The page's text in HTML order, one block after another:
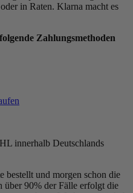
in Raten. Klarna macht es
Zahlungsmethoden
innerhalb Deutschlands
bestellt und morgen schon die
über 90% der Fälle erfolgt die